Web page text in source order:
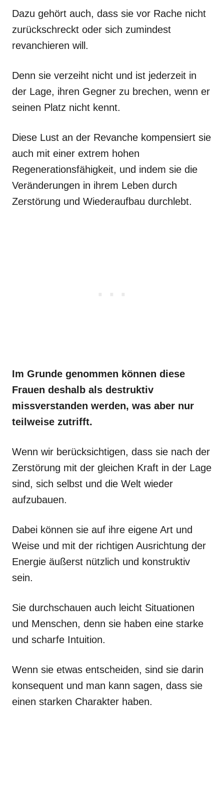
Dazu gehört auch, dass sie vor Rache nicht
zurückschreckt oder sich zumindest
revanchieren will.
Denn sie verzeiht nicht und ist jederzeit in
der Lage, ihren Gegner zu brechen, wenn er
seinen Platz nicht kennt.
Diese Lust an der Revanche kompensiert sie
auch mit einer extrem hohen
Regenerationsfähigkeit, und indem sie die
Veränderungen in ihrem Leben durch
Zerstörung und Wiederaufbau durchlebt.
Im Grunde genommen können diese
Frauen deshalb als destruktiv
missverstanden werden, was aber nur
teilweise zutrifft.
Wenn wir berücksichtigen, dass sie nach der
Zerstörung mit der gleichen Kraft in der Lage
sind, sich selbst und die Welt wieder
aufzubauen.
Dabei können sie auf ihre eigene Art und
Weise und mit der richtigen Ausrichtung der
Energie äußerst nützlich und konstruktiv
sein.
Sie durchschauen auch leicht Situationen
und Menschen, denn sie haben eine starke
und scharfe Intuition.
Wenn sie etwas entscheiden, sind sie darin
konsequent und man kann sagen, dass sie
einen starken Charakter haben.